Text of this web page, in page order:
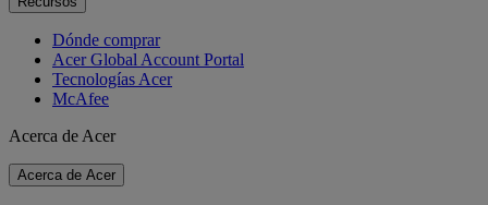
Dónde comprar
Acer Global Account Portal
Tecnologías Acer
McAfee
Acerca de Acer
Acerca de Acer